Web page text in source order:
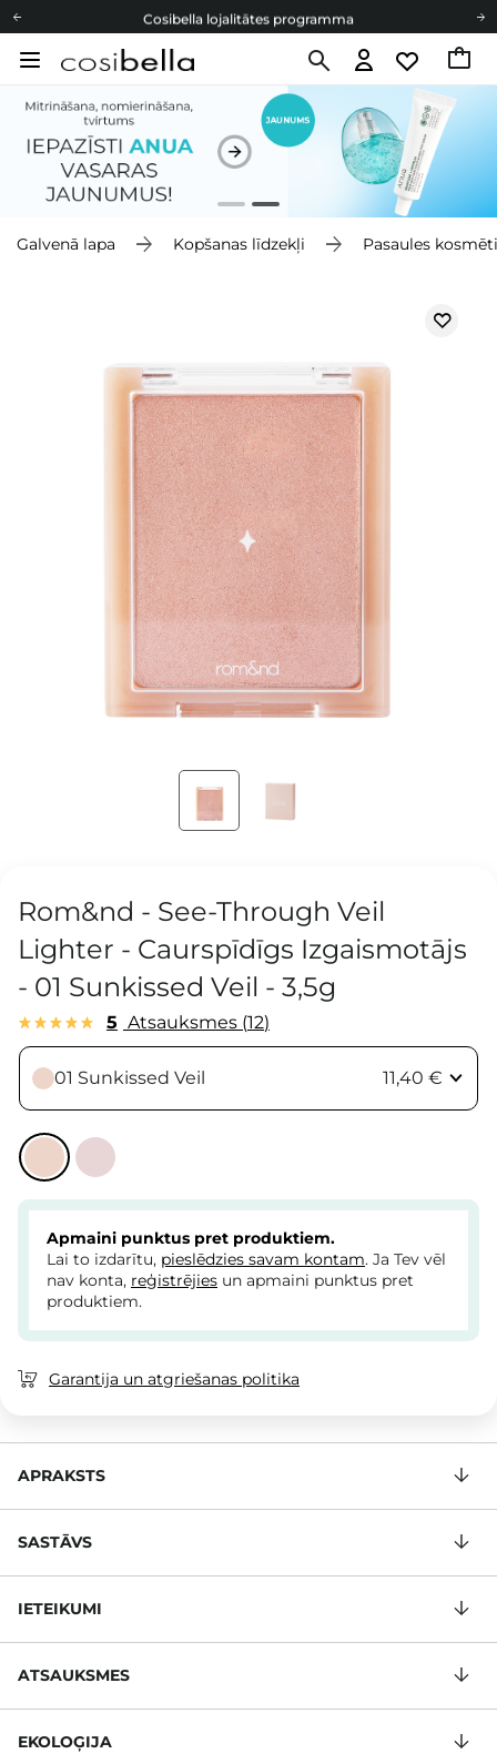
Cosibella lojalitātes programma
Bezmaskas piegāde no 49,00 €
Cosibella lojalitātes programma
Bezmaskas piegāde no 49,00 €
Galvenā lapa Kopšanas līdzekļi Pasaules
Rom&nd - See-Through Veil
Lighter - Caurspīdīgs Izgaismotājs
- 01 Sunkissed Veil - 3,5g
5 Atsauksmes 12
01 Sunkissed Veil 11,40 €
Apmaini punktus pret produktiem.
Lai to izdarītu, pieslēdzies savam kontam. Ja Tev vēl
nav konta, reģistrējies un apmaini punktus pret
produktiem.
Garantija un atgriešanas politika
APRAKSTS
SASTĀVS
IETEIKUMI
ATSAUKSMES
EKOLOĢIJA